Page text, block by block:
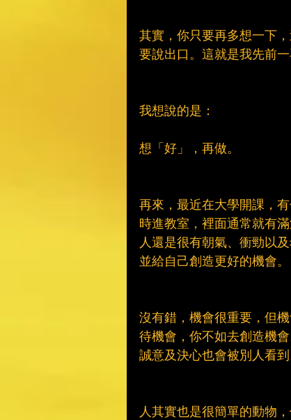
其實，你只要再多想一下
要說出口。這就是我先前
我想說的是：
想「好」，再做。
再來，最近在大學開課，
時進教室，裡面通常就有
人還是很有朝氣、衝勁以
並給自己創造更好的機會。
沒有錯，機會很重要，但
待機會，你不如去創造機
誠意及決心也會被別人看到
人其實也是很簡單的動物